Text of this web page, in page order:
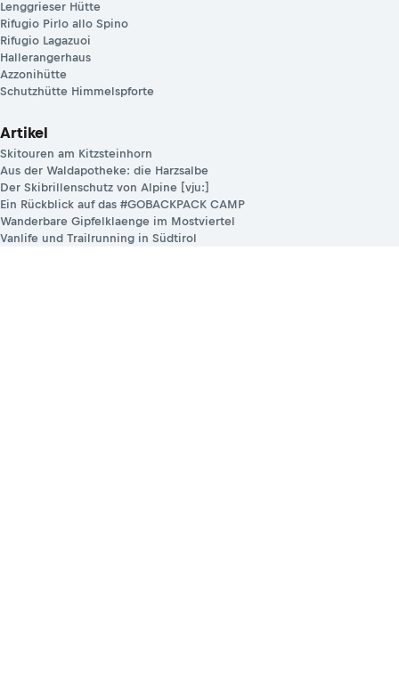
Lenggrieser Hütte
Rifugio Pirlo allo Spino
Rifugio Lagazuoi
Hallerangerhaus
Azzonihütte
Schutzhütte Himmelspforte
Artikel
Skitouren am Kitzsteinhorn
Aus der Waldapotheke: die Harzsalbe
Der Skibrillenschutz von Alpine [vju:]
Ein Rückblick auf das #GOBACKPACK CAMP
Wanderbare Gipfelklaenge im Mostviertel
Vanlife und Trailrunning in Südtirol